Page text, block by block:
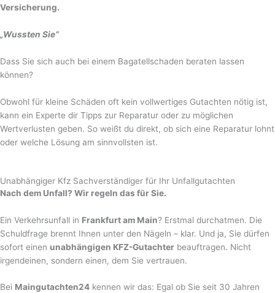
Versicherung.
„Wussten Sie“
Dass Sie sich auch bei einem Bagatellschaden beraten lassen
können?
Obwohl für kleine Schäden oft kein vollwertiges Gutachten nötig ist,
kann ein Experte dir Tipps zur Reparatur oder zu möglichen
Wertverlusten geben. So weißt du direkt, ob sich eine Reparatur lohnt
oder welche Lösung am sinnvollsten ist.
Unabhängiger Kfz Sachverständiger für Ihr Unfallgutachten
Nach dem Unfall? Wir regeln das für Sie.
Ein Verkehrsunfall in Frankfurt am Main? Erstmal durchatmen. Die
Schuldfrage brennt Ihnen unter den Nägeln – klar. Und ja, Sie dürfen
sofort einen unabhängigen KFZ-Gutachter beauftragen. Nicht
irgendeinen, sondern einen, dem Sie vertrauen.
Bei Maingutachten24 kennen wir das: Egal ob Sie seit 30 Jahren